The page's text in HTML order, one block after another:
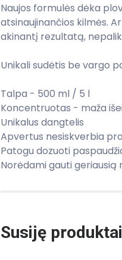
Naujos formulės dėka
atsinaujinančios kilmės.
akinantį rezultatą,
Unikali sudėtis be vargo
Talpa - 500 ml / 5 l
Koncentruotas - maža
Unikalus dangtelis
Apvertus nesiskverbia
Patogu dozuoti
Norėdami gauti
Susiję produktai